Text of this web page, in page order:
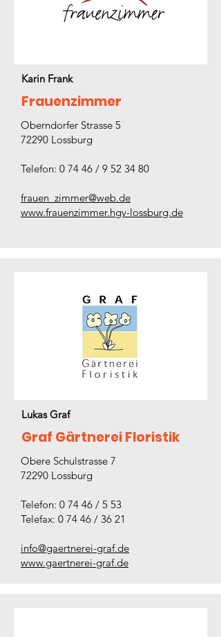
Karin Frank
Frauenzimmer
Oberndorfer Strasse 5
72290 Lossburg
Telefon: 0 74 46 / 9 52 34 80
frauen_zimmer@web.de
www.frauenzimmer.hgv-lossburg.de
Lukas Graf
Graf Gärtnerei Floristik
Obere Schulstrasse 7
72290 Lossburg
Telefon: 0 74 46 / 5 53
Telefax: 0 74 46 / 36 21
info@gaertnerei-graf.de
www.gaertnerei-graf.de